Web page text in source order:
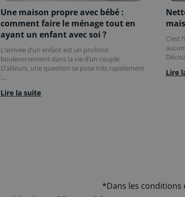
Une maison propre avec bébé :
comment faire le ménage tout en
ayant un enfant avec soi ?
L’arrivée d’un enfant est un profond
bouleversement dans la vie d’un couple.
D’ailleurs, une question se pose très rapidement
:...
Lire la suite
C’est
Lire
*Dans les conditions